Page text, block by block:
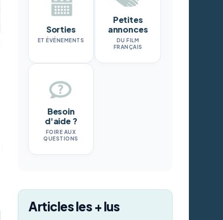
Sorties
ET ÉVÉNEMENTS
Petites
annonces
DU FILM
FRANÇAIS
Besoin
d'aide ?
FOIRE AUX
QUESTIONS
Articles les + lus